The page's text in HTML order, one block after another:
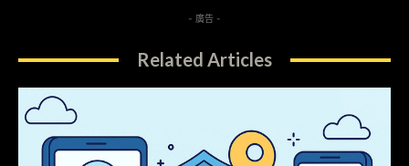
- 廣告 -
Related Articles